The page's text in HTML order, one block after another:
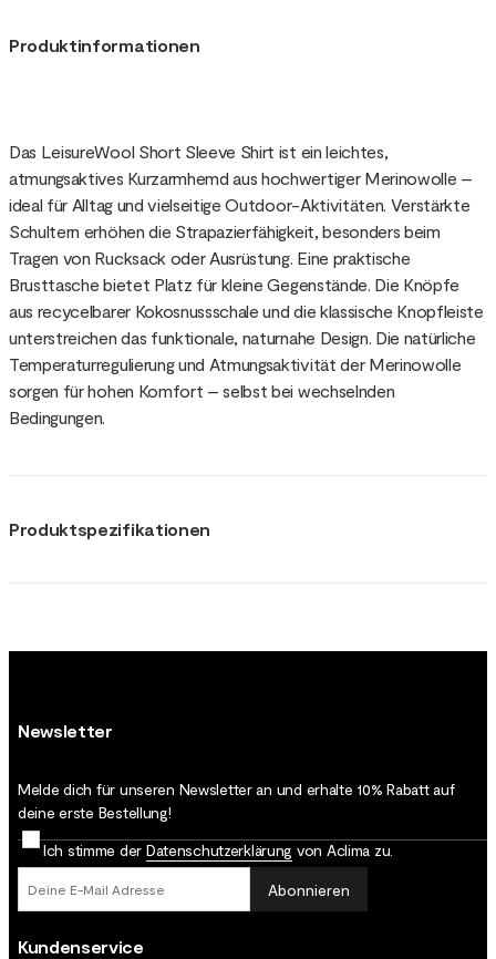
Produktinformationen
Das LeisureWool Short Sleeve Shirt ist ein leichtes,
atmungsaktives Kurzarmhemd aus hochwertiger Merinowolle –
ideal für Alltag und vielseitige Outdoor-Aktivitäten. Verstärkte
Schultern erhöhen die Strapazierfähigkeit, besonders beim
Tragen von Rucksack oder Ausrüstung. Eine praktische
Brusttasche bietet Platz für kleine Gegenstände. Die Knöpfe
aus recycelbarer Kokosnussschale und die klassische Knopfleiste
unterstreichen das funktionale, naturnahe Design. Die natürliche
Temperaturregulierung und Atmungsaktivität der Merinowolle
sorgen für hohen Komfort – selbst bei wechselnden
Bedingungen.
Produktspezifikationen
Newsletter
Melde dich für unseren Newsletter an und erhalte 10% Rabatt auf
deine erste Bestellung!
Ich stimme der Datenschutz­erklärung von Aclima zu.
Abonnieren
Kundenservice